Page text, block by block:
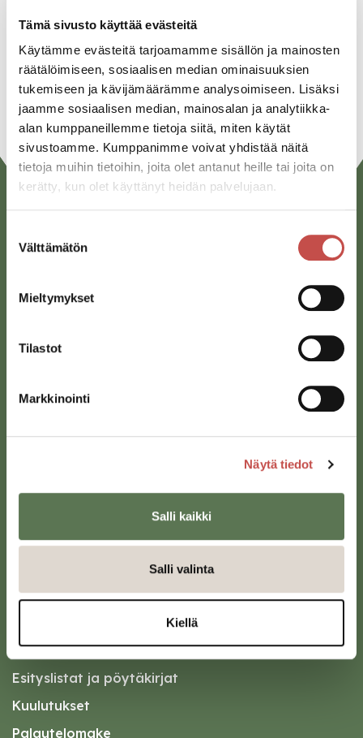
Tämä sivusto käyttää evästeitä
Käytämme evästeitä tarjoamamme sisällön ja mainosten
räätälöimiseen, sosiaalisen median ominaisuuksien
tukemiseen ja kävijämäärämme analysoimiseen. Lisäksi
jaamme sosiaalisen median, mainosalan ja analytiikka-
alan kumppaneillemme tietoja siitä, miten käytät
sivustoamme. Kumppanimme voivat yhdistää näitä
tietoja muihin tietoihin, joita olet antanut heille tai joita on
kerätty, kun olet käyttänyt heidän palvelujaan.
valinta
Välttämätön
Mieltymykset
Tilastot
Markkinointi
Näytä tiedot
Salli kaikki
Salli valinta
Kiellä
Twitter
Linkedin
URL
Sivulantie 11, PL 13
kirjaamo@saarijarvi.fi
Karttapalvelu
Kotiin meille Saarijärvelle
Asiointipiste
Esityslistat ja pöytäkirjat
Kuulutukset
Palautelomake